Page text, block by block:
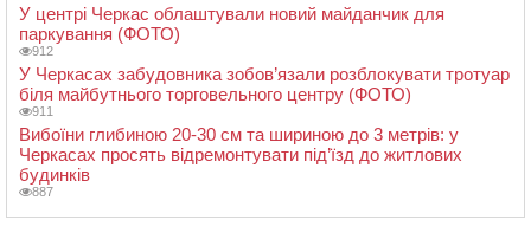
У центрі Черкас облаштували новий майданчик для
паркування (ФОТО)
912
У Черкасах забудовника зобов’язали розблокувати тротуар
біля майбутнього торговельного центру (ФОТО)
911
Вибоїни глибиною 20-30 см та шириною до 3 метрів: у
Черкасах просять відремонтувати під’їзд до житлових
будинків
887